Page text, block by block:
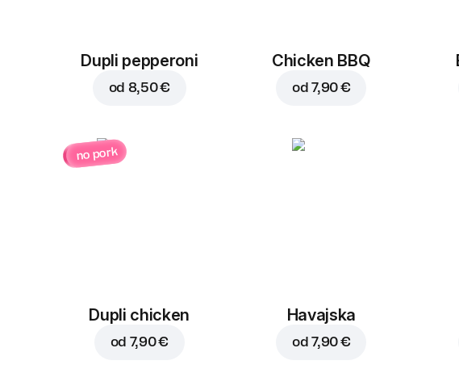
Dupli pepperoni
od 8,50 €
Chicken BBQ
od7,90 €
no pork
Dupli chicken
od 7,90 €
Havajska
od7,90 €